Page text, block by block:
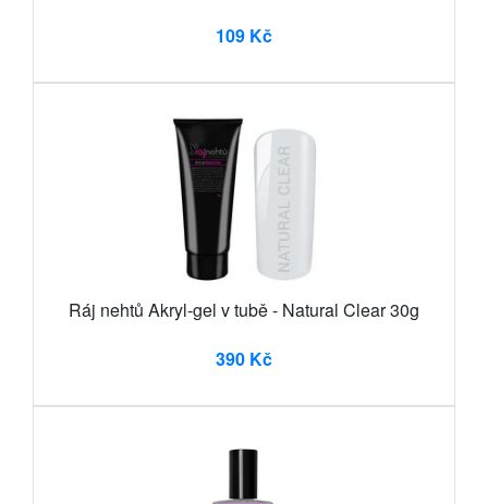
109 Kč
Ráj nehtů Akryl-gel v tubě - Natural Clear 30g
390 Kč